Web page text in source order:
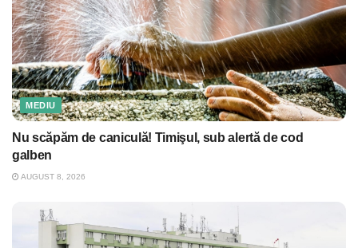
MEDIU
Nu scăpăm de caniculă! Timişul, sub alertă de cod
galben
AUGUST 8, 2026